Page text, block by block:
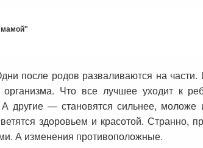
после родов разваливаются на части.
Что все лучшее уходит к
А другие — становятся сильнее,
здоровьем и красотой. Странно,
А изменения противоположные.